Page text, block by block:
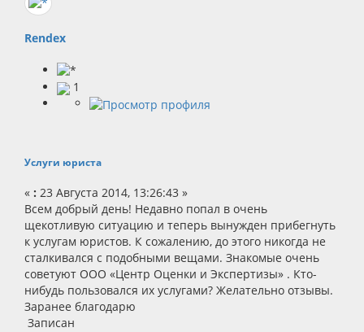
Rendex
1
Услуги юриста
« : 23 Августа 2014, 13:26:43 »
Всем добрый день! Недавно попал в очень
щекотливую ситуацию и теперь вынужден прибегнуть
к услугам юристов. К сожалению, до этого никогда не
сталкивался с подобными вещами. Знакомые очень
советуют ООО «Центр Оценки и Экспертизы» . Кто-
нибудь пользовался их услугами? Желательно отзывы.
Заранее благодарю
Записан